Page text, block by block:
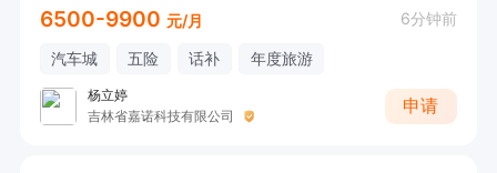
6500-9900 元/月 6分钟前
汽车城 五险 话补 年度旅游
杨立婷
吉林省嘉诺科技有限公司
申请